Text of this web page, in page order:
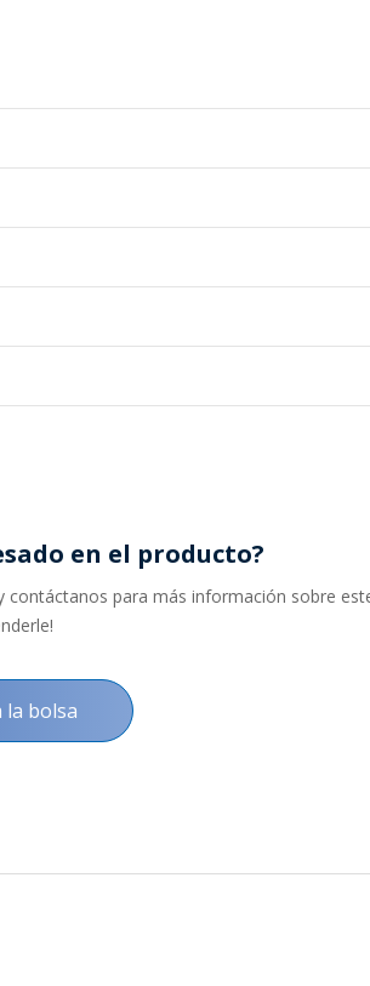
en el producto?
contáctanos para más información sobre
la bolsa